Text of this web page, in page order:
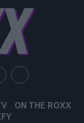
ON THE ROXX